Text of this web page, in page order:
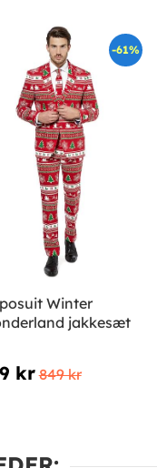
-61%
Winter
jakkesæt
kr849 kr